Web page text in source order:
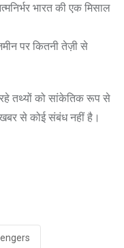
भारत की एक मिसाल
पर कितनी तेज़ी से
तथ्यों को सांकेतिक रूप से
से कोई संबंध नहीं है।